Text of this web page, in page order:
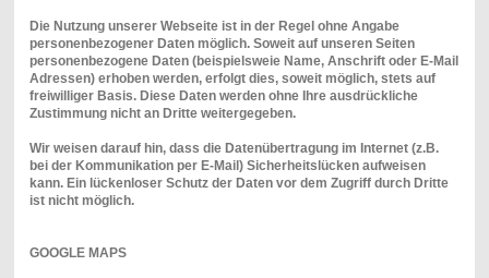
Die Nutzung unserer Webseite ist in der Regel ohne Angabe
personenbezogener Daten möglich. Soweit auf unseren Seiten
personenbezogene Daten (beispielsweie Name, Anschrift oder E-Mail
Adressen) erhoben werden, erfolgt dies, soweit möglich, stets auf
freiwilliger Basis. Diese Daten werden ohne Ihre ausdrückliche
Zustimmung nicht an Dritte weitergegeben.
Wir weisen darauf hin, dass die Datenübertragung im Internet (z.B.
bei der Kommunikation per E-Mail) Sicherheitslücken aufweisen
kann. Ein lückenloser Schutz der Daten vor dem Zugriff durch Dritte
ist nicht möglich.
GOOGLE MAPS